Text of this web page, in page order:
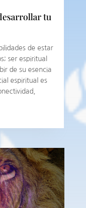
tu
de estar
ser espiritual
de su esencia
espiritual es